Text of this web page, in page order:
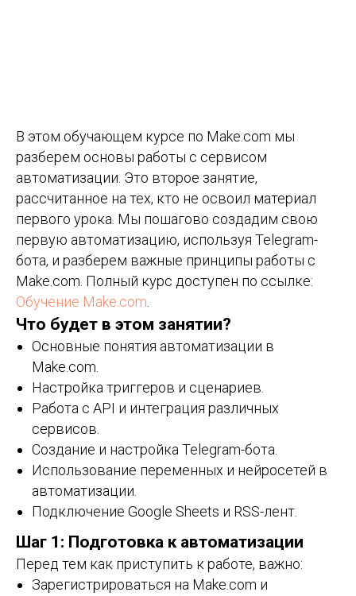
В этом обучающем курсе по Make.com мы
разберем основы работы с сервисом
автоматизации. Это второе занятие,
рассчитанное на тех, кто не освоил материал
первого урока. Мы пошагово создадим свою
первую автоматизацию, используя Telegram-
бота, и разберем важные принципы работы с
Make.com. Полный курс доступен по ссылке:
Обучение Make.com
Что будет в этом занятии?
Основные понятия автоматизации в
Make.com.
Настройка триггеров и сценариев.
Работа с API и интеграция различных
сервисов.
Создание и настройка Telegram-бота.
Использование переменных и нейросетей в
автоматизации.
Подключение Google Sheets и RSS-лент.
Шаг 1: Подготовка к автоматизации
Перед тем как приступить к работе, важно:
Зарегистрироваться на Make.com и